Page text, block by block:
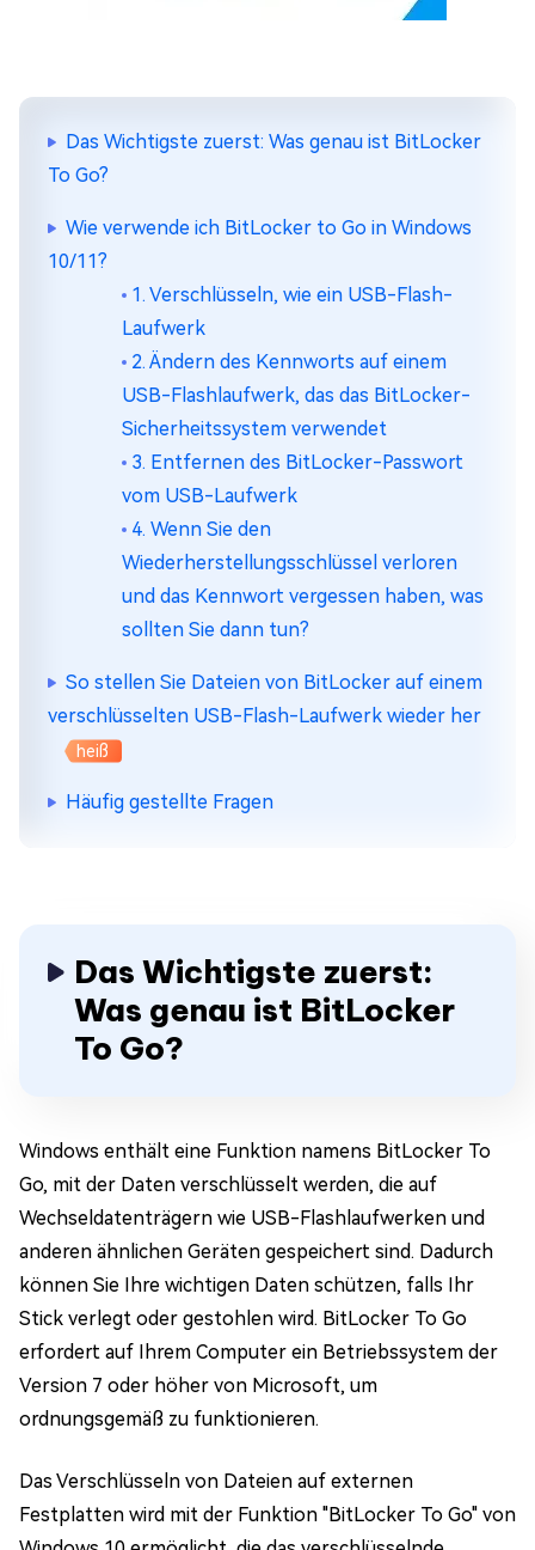
Das Wichtigste zuerst: Was genau ist BitLocker
To Go?
Wie verwende ich BitLocker to Go in Windows
10/11?
1. Verschlüsseln, wie ein USB-Flash-
Laufwerk
2. Ändern des Kennworts auf einem
USB-Flashlaufwerk, das das BitLocker-
Sicherheitssystem verwendet
3. Entfernen des BitLocker-Passwort
vom USB-Laufwerk
4. Wenn Sie den
Wiederherstellungsschlüssel verloren
und das Kennwort vergessen haben, was
sollten Sie dann tun?
So stellen Sie Dateien von BitLocker auf einem
verschlüsselten USB-Flash-Laufwerk wieder her
heiß
Häufig gestellte Fragen
Das Wichtigste zuerst:
Was genau ist BitLocker
To Go?
Windows enthält eine Funktion namens BitLocker To
Go, mit der Daten verschlüsselt werden, die auf
Wechseldatenträgern wie USB-Flashlaufwerken und
anderen ähnlichen Geräten gespeichert sind. Dadurch
können Sie Ihre wichtigen Daten schützen, falls Ihr
Stick verlegt oder gestohlen wird. BitLocker To Go
erfordert auf Ihrem Computer ein Betriebssystem der
Version 7 oder höher von Microsoft, um
ordnungsgemäß zu funktionieren.
Das Verschlüsseln von Dateien auf externen
Festplatten wird mit der Funktion "BitLocker To Go" von